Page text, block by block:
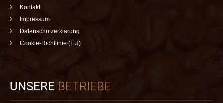
Kontakt
Impressum
Datenschutzerklärung
Cookie-Richtlinie (EU)
UNSERE BETRIEBE